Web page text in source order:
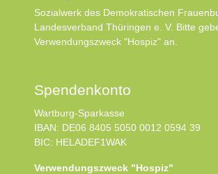
Sozialwerk des Demokratischen
Landesverband Thüringen e. V. Bitte
Verwendungszweck "Hospiz" an.
Spendenkonto
Wartburg-Sparkasse
IBAN: DE06 8405 5050 0012 0594 39
BIC: HELADEF1WAK
Verwendungszweck "Hospiz"